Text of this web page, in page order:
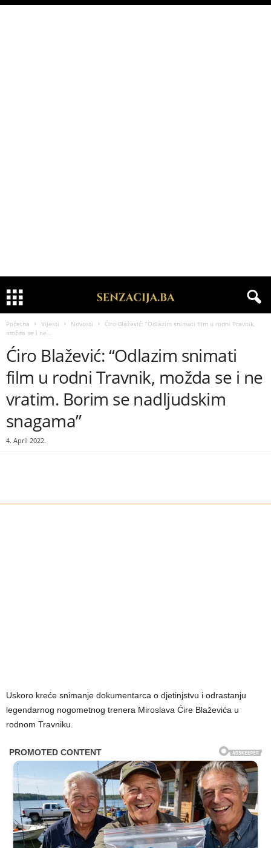
Početna Vijesti Novosti
Ćiro Blažević: “Odlazim snimati film u rodni Travnik,
možda se i ne...
Ćiro Blažević: “Odlazim snimati
film u rodni Travnik, možda se i ne
vratim. Borim se nadljudskim
snagama”
4. April 2022.
Uskoro kreće snimanje dokumentarca o djetinjstvu i odrastanju
legendarnog nogometnog trenera Miroslava Ćire Blaževića u
rodnom Travniku.